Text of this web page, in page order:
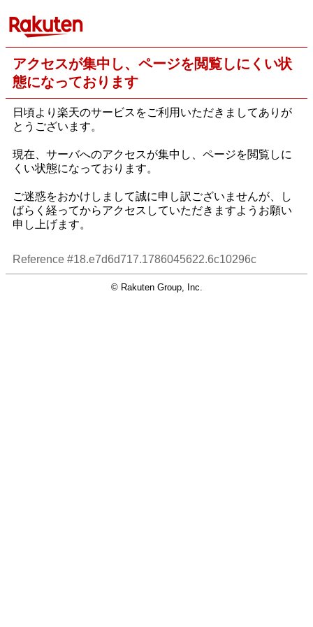
アクセスが集中し、ページを閲覧しにくい状
態になっております
日頃より楽天のサービスをご利用いただきましてありが
とうございます。
現在、サーバへのアクセスが集中し、ページを閲覧しに
くい状態になっております。
ご迷惑をおかけしまして誠に申し訳ございませんが、し
ばらく経ってからアクセスしていただきますようお願い
申し上げます。
Reference #18.e7d6d717.1786045622.6c10296c
© Rakuten Group, Inc.